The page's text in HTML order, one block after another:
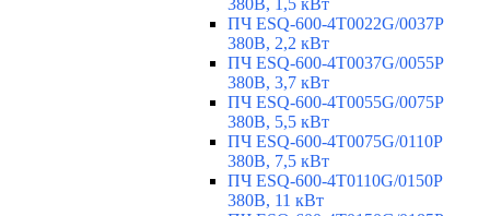
380В, 1,5 кВт
ПЧ ESQ-600-4T0022G/0037P
380В, 2,2 кВт
ПЧ ESQ-600-4T0037G/0055P
380В, 3,7 кВт
ПЧ ESQ-600-4T0055G/0075P
380В, 5,5 кВт
ПЧ ESQ-600-4T0075G/0110P
380В, 7,5 кВт
ПЧ ESQ-600-4T0110G/0150P
380В, 11 кВт